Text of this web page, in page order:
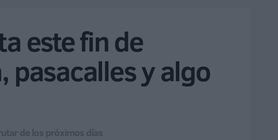
este fin de
pasacalles y algo
de los próximos días